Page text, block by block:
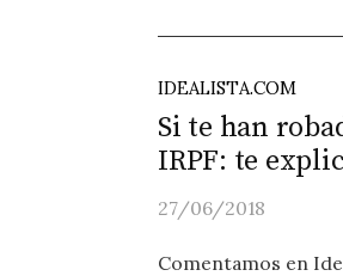
IDEALISTA.COM
Si te han
IRPF: te
27/06/2018
Comentamos en